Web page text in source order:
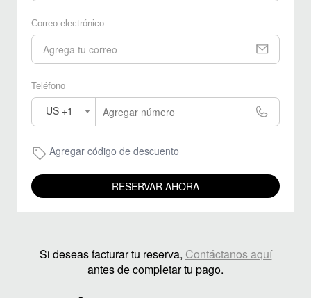
Correo electrónico
Teléfono
US +1
Agregar código de descuento
RESERVAR AHORA
Si deseas facturar tu reserva, Contáctanos aquí
antes de completar tu pago.